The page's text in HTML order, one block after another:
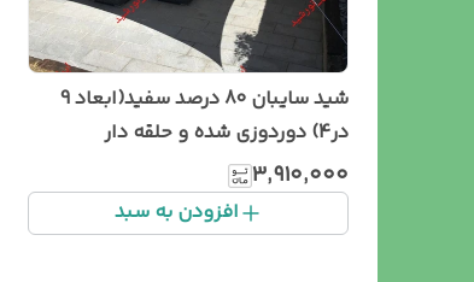
شید سایبان 80 درصد سفید(ابعاد 9
در4) دوردوزی شده و حلقه دار
۳٬۹۱۰٬۰۰۰
افزودن به سبد